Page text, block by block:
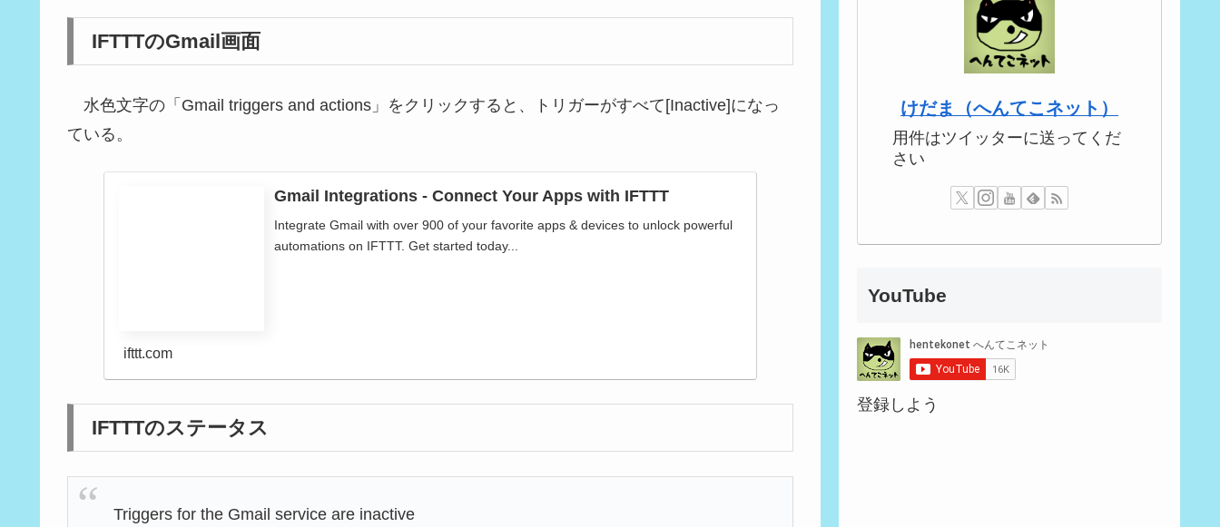
IFTTTのGmail画面
水色文字の「Gmail triggers and actions」をクリックすると、トリガーがすべて[Inactive]になっ
ている。
Gmail Integrations - Connect Your Apps with IFTTT
Integrate Gmail with over 900 of your favorite apps & devices to unlock powerful
automations on IFTTT. Get started today...
ifttt.com
IFTTTのステータス
Triggers for the Gmail service are inactive
けだま（へんてこネット）
用件はツイッターに送ってくだ
さい
YouTube
登録しよう